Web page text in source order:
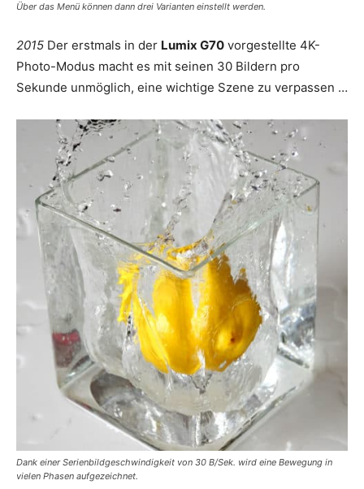
Über das Menü können dann drei Varianten einstellt werden.
2015 Der erstmals in der Lumix G70 vorgestellte 4K-
Photo-Modus macht es mit seinen 30 Bildern pro
Sekunde unmöglich, eine wichtige Szene zu verpassen …
Dank einer Serienbildgeschwindigkeit von 30 B/Sek. wird eine Bewegung in
vielen Phasen aufgezeichnet.